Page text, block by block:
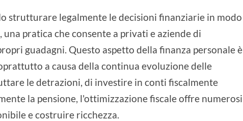
strutturare legalmente le decisioni finanziarie in modo
pratica che consente a privati e aziende di
guadagni. Questo aspetto della finanza personale è
a causa della continua evoluzione delle
le detrazioni, di investire in conti fiscalmente
la pensione, l'ottimizzazione fiscale offre numerosi
e costruire ricchezza.